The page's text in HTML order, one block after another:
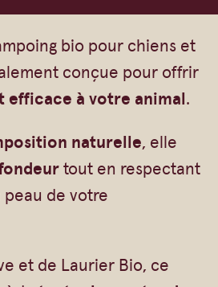
moulés
de Karité
détachantes
Noir
sur corde
visages
sur corde
en barre
bio pour chiens et
conçue pour offrir
efficace à votre animal.
naturelle, elle
tout en respectant
peau de votre
et de Laurier Bio, ce